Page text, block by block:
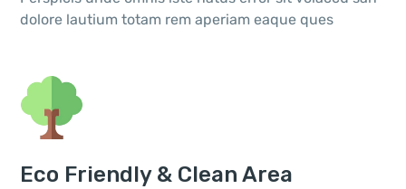
dolore lautium totam rem aperiam eaque ques
Eco Friendly & Clean Area